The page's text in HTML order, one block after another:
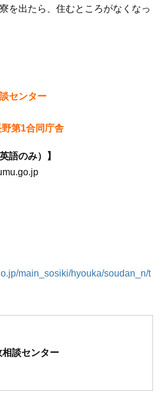
を出たら、住むところがなくなっ
センター
第1合同庁舎
語のみ）】
main_sosiki/hyouka/soudan_n/t
談センター